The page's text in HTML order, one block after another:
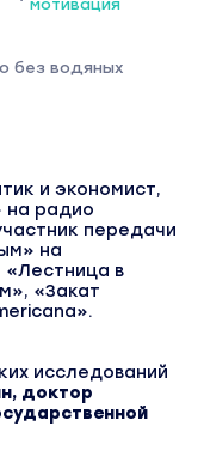
мотивация
без водяных
и экономист,
на радио
передачи
на
«Лестница в
«Закат
исследований
доктор